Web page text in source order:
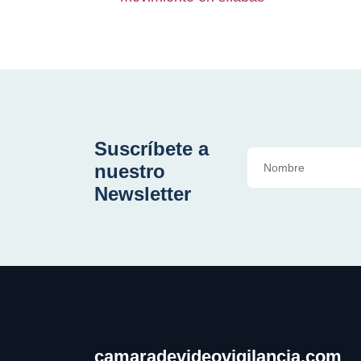
Suscríbete a
nuestro
Newsletter
camaradevideovigilancia.com